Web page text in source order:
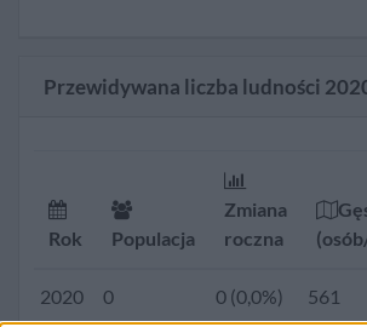
2017 0 568
2016 0 0 (0,0%) 652
Przewidywana liczba ludności
Rok Populacja
Zmiana
roczna
2020 0 0 (0,0%) 561